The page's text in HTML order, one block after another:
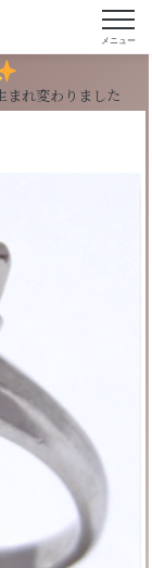
メニュー
ルビーをセッ
まれ変わりました